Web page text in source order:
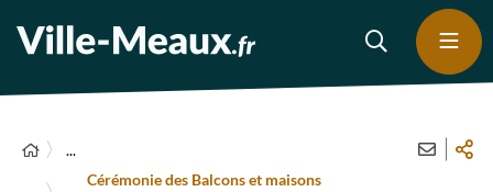
...
Cérémonie des Balcons et maisons